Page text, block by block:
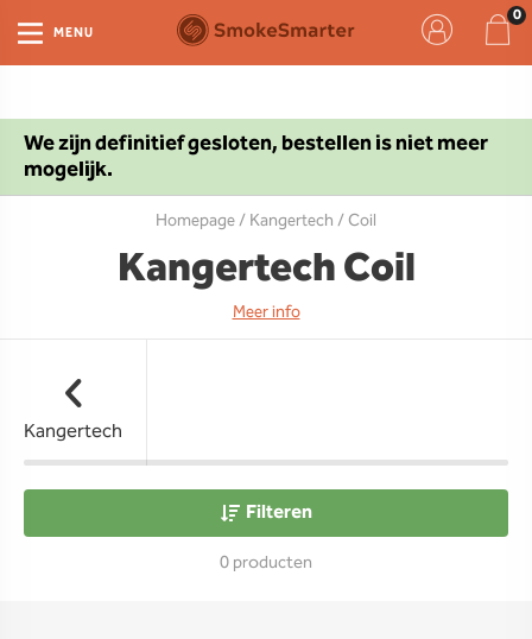
We zijn definitief gesloten, bestellen is niet meer
mogelijk.
MENU
Homepage/Kangertech/ Coil
Kangertech Coil
Meer info
Kangertech
Filteren
0 producten